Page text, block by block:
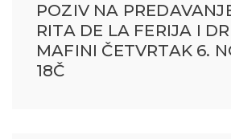
POZIV NA
RITA DE LA FERIJA I
MAFINI ČETVRTAK 6.
18Č